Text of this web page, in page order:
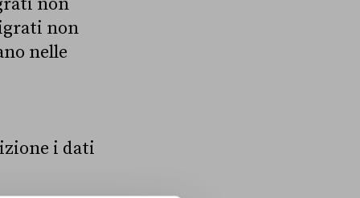
non
non
nelle
i dati